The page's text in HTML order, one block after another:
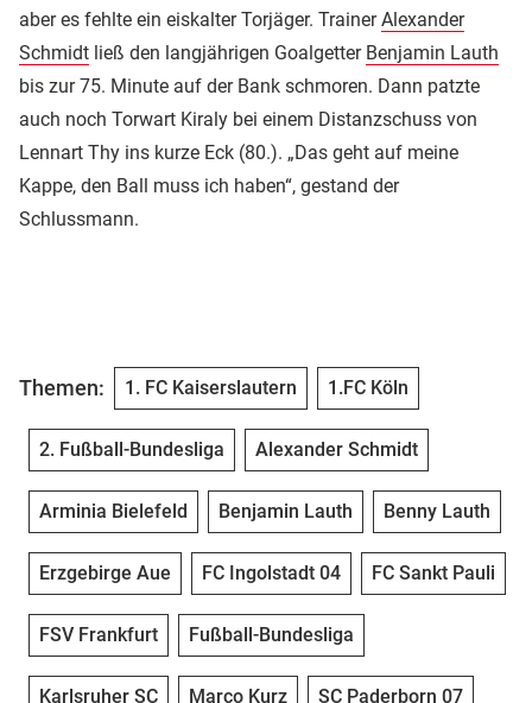
aber es fehlte ein eiskalter Torjäger. TrainerAlexander
Schmidt ließ den langjährigen Goalgetter Benjamin Lauth
bis zur 75. Minute auf der Bank schmoren. Dann patzte
auch noch Torwart Kiraly bei einem Distanzschuss von
Lennart Thy ins kurze Eck (80.). „Das geht auf meine
Kappe, den Ball muss ich haben“, gestand der
Schlussmann.
Themen: 1. FC Kaiserslautern 1.FC Köln
2. Fußball-Bundesliga Alexander Schmidt
Arminia Bielefeld Benjamin Lauth Benny Lauth
Erzgebirge Aue FC Ingolstadt 04 FC Sankt Pauli
FSV Frankfurt Fußball-Bundesliga
Karlsruher SC Marco Kurz SC Paderborn 07